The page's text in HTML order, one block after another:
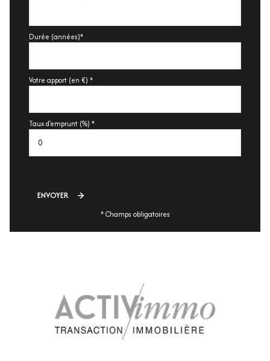
balcon
visiophone
accès handicapé
Durée (années)*
Votre apport (en €) *
Taux d'emprunt (%) *
ENVOYER
* Champs obligatoires